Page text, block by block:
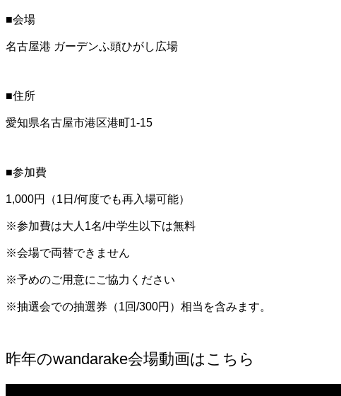
■会場
名古屋港 ガーデンふ頭ひがし広場
■住所
愛知県名古屋市港区港町1-15
■参加費
1,000円（1日/何度でも再入場可能）
※参加費は大人1名/中学生以下は無料
※会場で両替できません
​※予めのご用意にご協力ください
​※抽選会での抽選券（1回/300円）相当を含みます。
昨年のwandarake会場動画はこちら